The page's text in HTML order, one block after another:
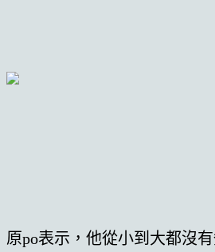
原po表示，他從小到大都沒